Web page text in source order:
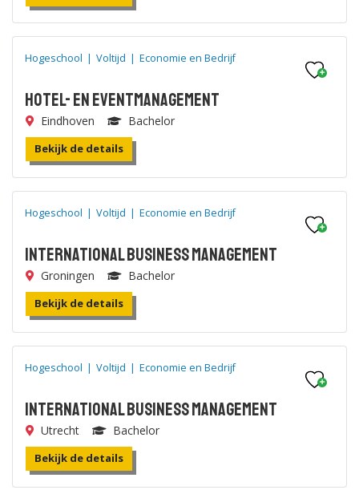
Hogeschool | Voltijd | Economie en Bedrijf
Hotel- en Eventmanagement
Eindhoven Bachelor
Bekijk de details
Hogeschool | Voltijd | Economie en Bedrijf
International Business Management
Groningen Bachelor
Bekijk de details
Hogeschool | Voltijd | Economie en Bedrijf
International Business Management
Utrecht Bachelor
Bekijk de details